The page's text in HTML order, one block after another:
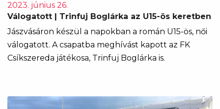
2023. június 26.
Válogatott | Trinfuj Boglárka az U15-ös keretben
Jászvásáron készül a napokban a román U15-ös, női
válogatott. A csapatba meghívást kapott az FK
Csíkszereda játékosa, Trinfuj Boglárka is.